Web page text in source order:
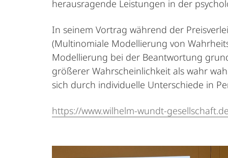
herausragende Leistungen in der
In seinem Vortrag während der
(Multinomiale Modellierung von
Modellierung bei der Beantwortung
größerer Wahrscheinlichkeit als wahr
sich durch individuelle Unterschiede in
https://www.wilhelm-wundt-gesellschaft.de